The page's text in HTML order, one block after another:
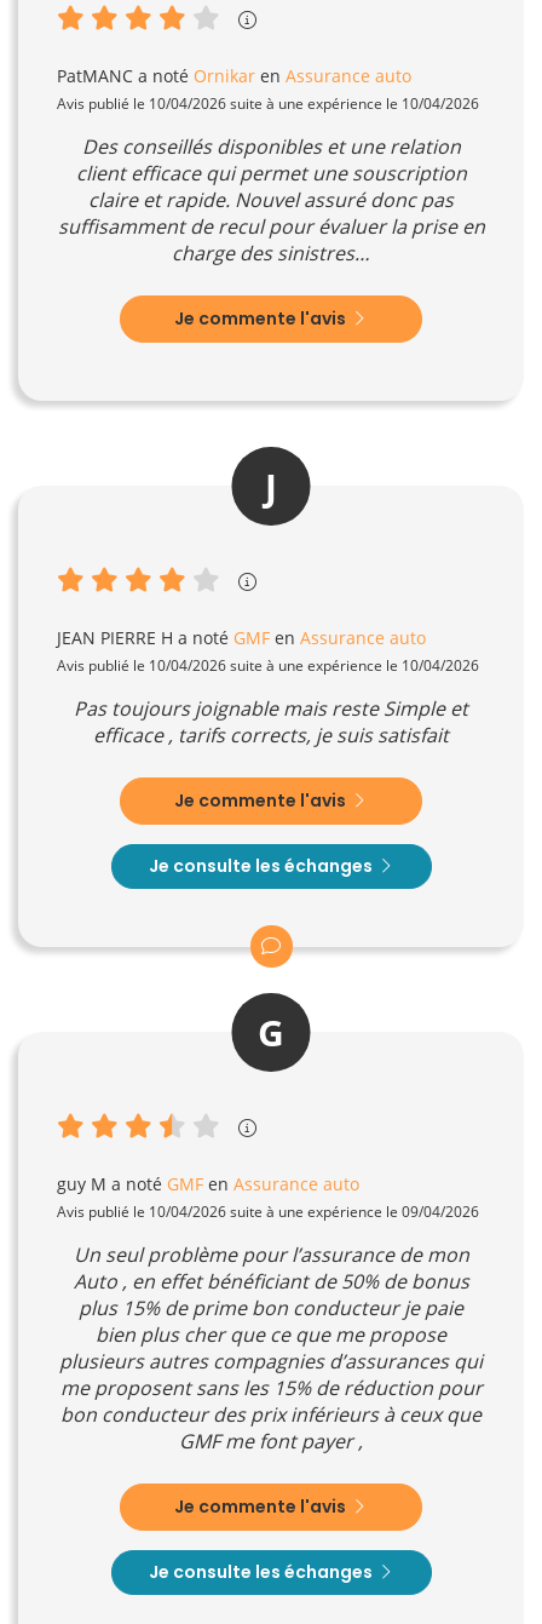
PatMANC a noté Ornikar en Assurance auto
Avis publié le 10/04/2026 suite à une expérience le 10/04/2026
Des conseillés disponibles et une relation
client efficace qui permet une souscription
claire et rapide. Nouvel assuré donc pas
suffisamment de recul pour évaluer la prise en
charge des sinistres…
Je commente l'avis
J
JEAN PIERRE H a noté GMF en Assurance auto
Avis publié le 10/04/2026 suite à une expérience le 10/04/2026
Pas toujours joignable mais reste Simple et
efficace , tarifs corrects, je suis satisfait
Je commente l'avis
Je consulte les échanges
G
guy M a noté GMF en Assurance auto
Avis publié le 10/04/2026 suite à une expérience le 09/04/2026
Un seul problème pour l’assurance de mon
Auto , en effet bénéficiant de 50% de bonus
plus 15% de prime bon conducteur je paie
bien plus cher que ce que me propose
plusieurs autres compagnies d’assurances qui
me proposent sans les 15% de réduction pour
bon conducteur des prix inférieurs à ceux que
GMF me font payer ,
Je commente l'avis
Je consulte les échanges